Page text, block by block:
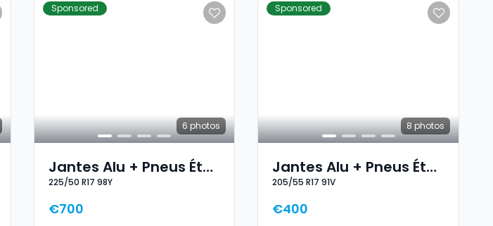
Sponsored
6 photos
Jantes Alu + Pneus Été
17 225/50 R17 98Y
225/50 R17 98Y
€700
Sponsored
8 photos
Jantes Alu + Pneus Été
17 205/55 R17 91V
205/55 R17 91V
€400